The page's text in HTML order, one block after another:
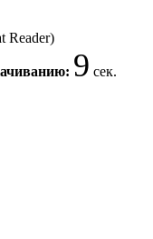
Reader)
9 сек.